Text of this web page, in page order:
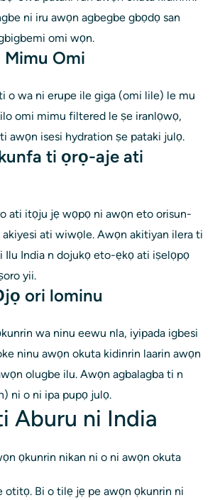
ni iru awọn agbegbe gbọdọ san
omi wọn.
Mimu Omi
o wa ni erupe ile giga (omi lile) le mu
omi mimu filtered le ṣe iranlọwọ,
awọn isesi hydration ṣe pataki julọ.
ti ọrọ-aje ati
ati itọju jẹ wọpọ ni awọn eto orisun-
ati wiwọle. Awọn akitiyan ilera ti
Ilu India n dojukọ eto-ẹkọ ati iṣelọpọ
yii.
ori lominu
wa ninu eewu nla, iyipada igbesi
ninu awọn okuta kidinrin laarin awọn
olugbe ilu. Awọn agbalagba ti n
ni o ni ipa pupọ julọ.
Aburu ni India
ọkunrin nikan ni o ni awọn okuta
otitọ. Bi o tilẹ jẹ pe awọn ọkunrin ni